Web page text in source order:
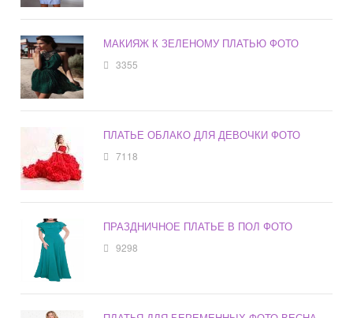
МАКИЯЖ К ЗЕЛЕНОМУ ПЛАТЬЮ ФОТО
3355
ПЛАТЬЕ ОБЛАКО ДЛЯ ДЕВОЧКИ ФОТО
7118
ПРАЗДНИЧНОЕ ПЛАТЬЕ В ПОЛ ФОТО
9298